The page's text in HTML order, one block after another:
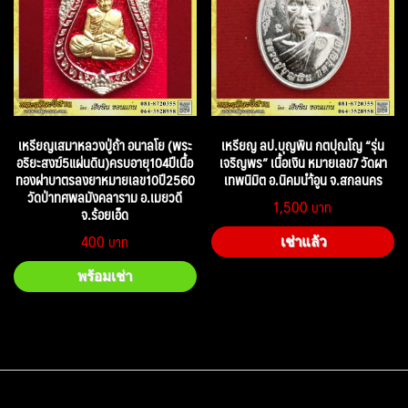
เหรียญเสมาหลวงปู่ถ้า อนาลโย (พระ
อริยะสงฆ์5แผ่นดิน)ครบอายุ104ปีเนื้อ
ทองฝาบาตรลงยาหมายเลข10ปี2560
วัดป่าทศพลมังคลาราม อ.เมยวดี
จ.ร้อยเอ็ด
400
พร้อมเช่า
เหรียญ ลป.บุญพิน กตปุณโญ “รุ่น
เจริญพร” เนื้อเงิน หมายเลข7 วัดผา
เทพนิมิต อ.นิคมนำ้อูน จ.สกลนคร
1,500
เช่าแล้ว